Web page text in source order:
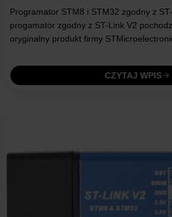
Programator STM8 i STM32 zgodny z
progamator zgodny z ST-Link V2
oryginalny produkt firmy
CZYTAJ WPIS